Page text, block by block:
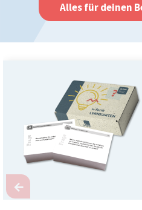
Alles für deinen
←